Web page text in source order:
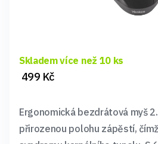
Skladem více než 10 ks
499 Kč
Ergonomická bezdrátová myš
přirozenou polohu zápěstí,